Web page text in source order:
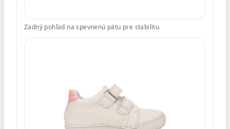
Zadný pohľad na spevnenú pätu pre stabilitu